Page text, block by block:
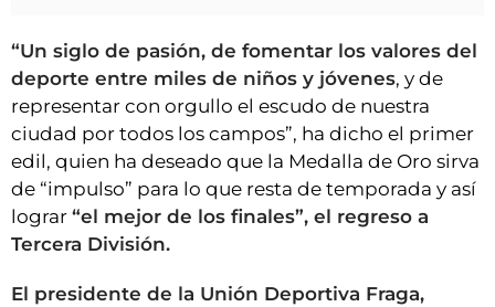
“Un siglo de pasión, de fomentar los valores del
deporte entre miles de niños y jóvenes, y de
representar con orgullo el escudo de nuestra
ciudad por todos los campos”, ha dicho el primer
edil, quien ha deseado que la Medalla de Oro sirva
de “impulso” para lo que resta de temporada y así
lograr “el mejor de los finales”, el regreso a
Tercera División.
El presidente de la Unión Deportiva Fraga,